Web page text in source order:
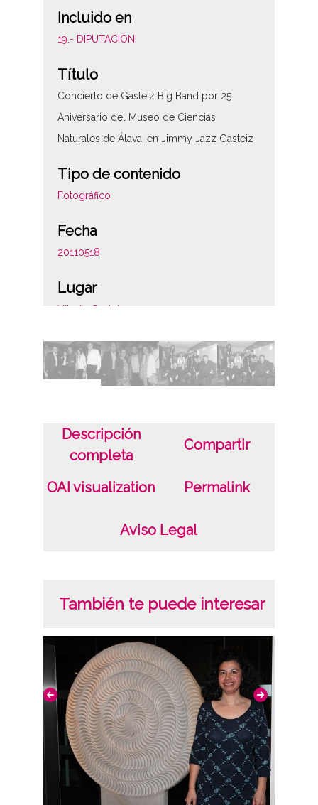
Incluido en
19.- DIPUTACIÓN
Título
Concierto de Gasteiz Big Band por 25
Aniversario del Museo de Ciencias
Naturales de Álava, en Jimmy Jazz Gasteiz
Tipo de contenido
Fotográfico
Fecha
20110518
Lugar
Vitoria-Gasteiz
Licencia de las imágenes
CC BY-NC-SA 4.0
Descripción
completa
Compartir
OAI visualization Permalink
Aviso Legal
También te puede interesar